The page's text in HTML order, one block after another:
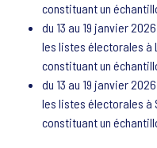
constituant un
du 13 au 19 janvier
les listes électorales à
constituant un
du 13 au 19 janvier
les listes électorales à
constituant un